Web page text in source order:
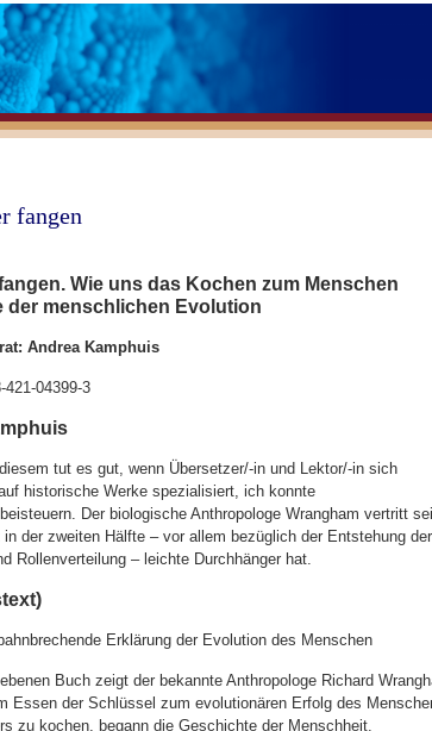
fangen
Wie uns das Kochen zum Menschen
der menschlichen Evolution
Andrea Kamphuis
04399-3
tut es gut, wenn Übersetzer/-in und Lektor/-in sich
historische Werke spezialisiert, ich konnte
Der biologische Anthropologe Wrangham vertritt
der zweiten Hälfte – vor allem bezüglich der Entstehung der
Rollenverteilung – leichte Durchhänger hat.
Erklärung der Evolution des Menschen
Buch zeigt der bekannte Anthropologe Richard
Essen der Schlüssel zum evolutionären Erfolg des
zu kochen, begann die Geschichte der Menschheit.